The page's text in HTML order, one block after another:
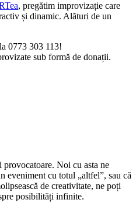
, pregătim improvizație care
și dinamic. Alături de un
0773 303 113!
sub formă de donații.
Noi cu asta ne
eveniment cu totul „altfel”, sau că
de creativitate, ne poți
posibilități infinite.